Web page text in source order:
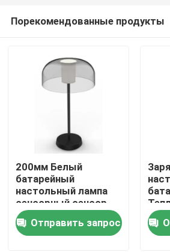
Дом
Продукты
Порекомендованные продукты
200мм Белый
батарейный
настольный лампа
сенсорный сенсор
Снижаемый
светодиодный свет
20000 часов
Отправить запрос
+